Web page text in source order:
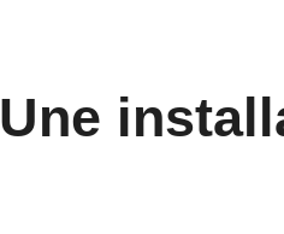
Une